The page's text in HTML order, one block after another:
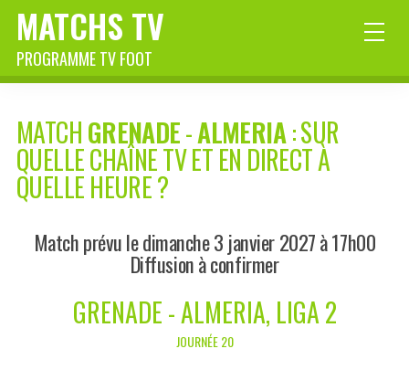
MATCHS TV
PROGRAMME TV FOOT
MATCHGRENADE-ALMERIA: SUR
QUELLE CHAÎNE TV ET EN DIRECT À
QUELLE HEURE ?
Match prévu le dimanche 3 janvier 2027 à 17h00
Diffusion à confirmer
GRENADE - ALMERIA, LIGA 2
JOURNÉE 20